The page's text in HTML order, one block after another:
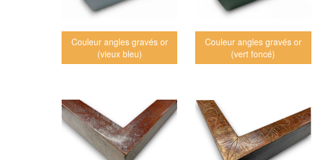
Couleur angles gravés or
(vieux bleu)
Couleur angles gravés or
(vert foncé)